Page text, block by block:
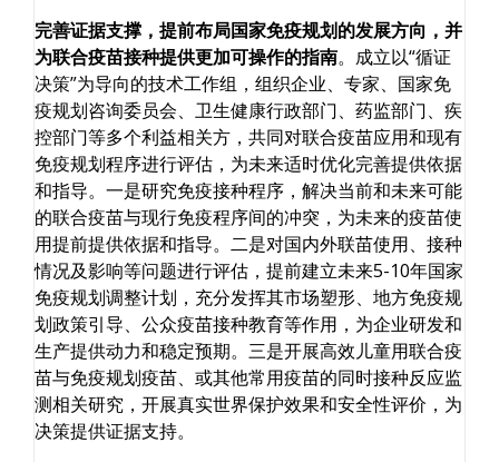
完善证据支撑，提前布局国家免疫规划的发展方向，并
为联合疫苗接种提供更加可操作的指南。成立以“循证
决策”为导向的技术工作组，组织企业、专家、国家免
疫规划咨询委员会、卫生健康行政部门、药监部门、疾
控部门等多个利益相关方，共同对联合疫苗应用和现有
免疫规划程序进行评估，为未来适时优化完善提供依据
和指导。一是研究免疫接种程序，解决当前和未来可能
的联合疫苗与现行免疫程序间的冲突，为未来的疫苗使
用提前提供依据和指导。二是对国内外联苗使用、接种
情况及影响等问题进行评估，提前建立未来5-10年国家
免疫规划调整计划，充分发挥其市场塑形、地方免疫规
划政策引导、公众疫苗接种教育等作用，为企业研发和
生产提供动力和稳定预期。三是开展高效儿童用联合疫
苗与免疫规划疫苗、或其他常用疫苗的同时接种反应监
测相关研究，开展真实世界保护效果和安全性评价，为
决策提供证据支持。